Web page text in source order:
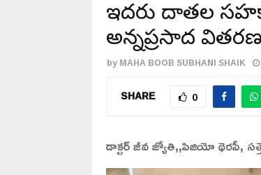
ఇద్దరు దాతల
అన్నప్రసాద
byMAHA BOOB SUBHANI SHAIK
SHARE 0
డాక్టర్ జీవ జ్యోతి,,పిజియో థెరపీ,